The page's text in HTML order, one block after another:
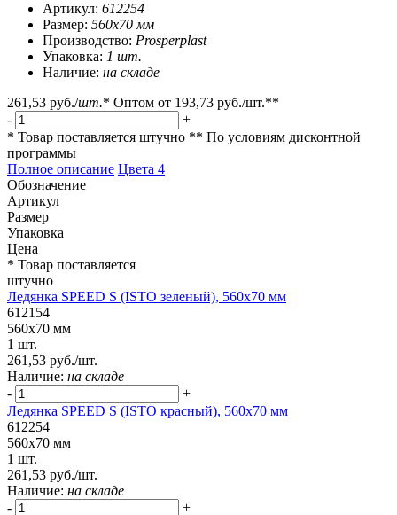
Артикул: 612254
Размер: 560x70 мм
Производство: Prosperplast
Упаковка: 1 шт.
Наличие: на складе
261,53 руб./шт.* Оптом от 193,73 руб./шт.**
-
+
* Товар поставляется штучно ** По условиям дисконтной
программы
Полное описание Цвета 4
Обозначение
Артикул
Размер
Упаковка
Цена
* Товар поставляется
штучно
Ледянка SPEED S (ISTO зеленый), 560x70 мм
612154
560x70 мм
1 шт.
261,53 руб./шт.
Наличие: на складе
-
+
Ледянка SPEED S (ISTO красный), 560x70 мм
612254
560x70 мм
1 шт.
261,53 руб./шт.
Наличие: на складе
-
+